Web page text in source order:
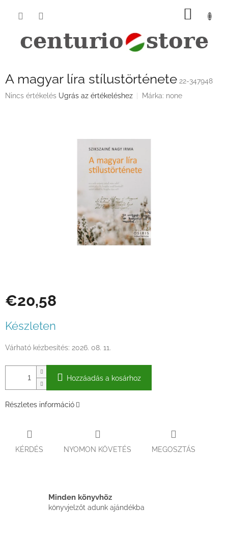
KOSÁR
A magyar líra stílustörténete 22-347948
A
Nincs értékelés Ugrás az értékeléshez Márka: none
€20,58
Készleten
Várható kézbesítés: 2026. 08. 11.
Hozzáadás a kosárhoz
Részletes információ
KÉRDÉS NYOMON KÖVETÉS MEGOSZTÁS
Minden könyvhöz
könyvjelzőt adunk ajándékba